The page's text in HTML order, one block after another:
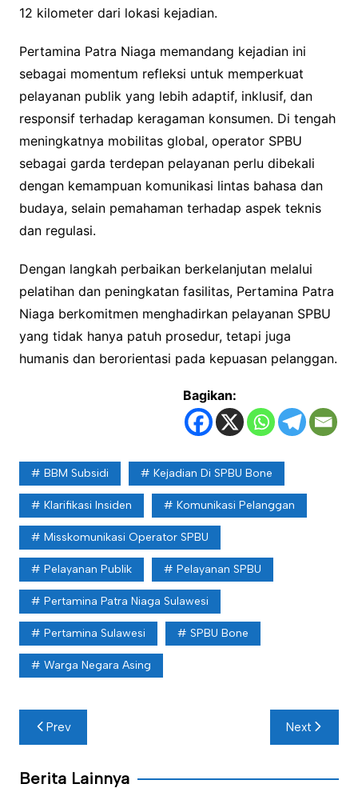
12 kilometer dari lokasi kejadian.
Pertamina Patra Niaga memandang kejadian ini
sebagai momentum refleksi untuk memperkuat
pelayanan publik yang lebih adaptif, inklusif, dan
responsif terhadap keragaman konsumen. Di tengah
meningkatnya mobilitas global, operator SPBU
sebagai garda terdepan pelayanan perlu dibekali
dengan kemampuan komunikasi lintas bahasa dan
budaya, selain pemahaman terhadap aspek teknis
dan regulasi.
Dengan langkah perbaikan berkelanjutan melalui
pelatihan dan peningkatan fasilitas, Pertamina Patra
Niaga berkomitmen menghadirkan pelayanan SPBU
yang tidak hanya patuh prosedur, tetapi juga
humanis dan berorientasi pada kepuasan pelanggan.
Bagikan:
BBM Subsidi Kejadian Di SPBU Bone
Klarifikasi Insiden Komunikasi Pelanggan
Misskomunikasi Operator SPBU
Pelayanan Publik Pelayanan SPBU
Pertamina Patra Niaga Sulawesi
Pertamina Sulawesi SPBU Bone
Warga Negara Asing
Navigasi
pos
Prev Next
Berita Lainnya